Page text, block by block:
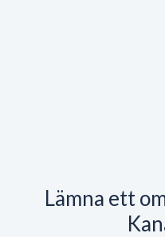
Lämna ett